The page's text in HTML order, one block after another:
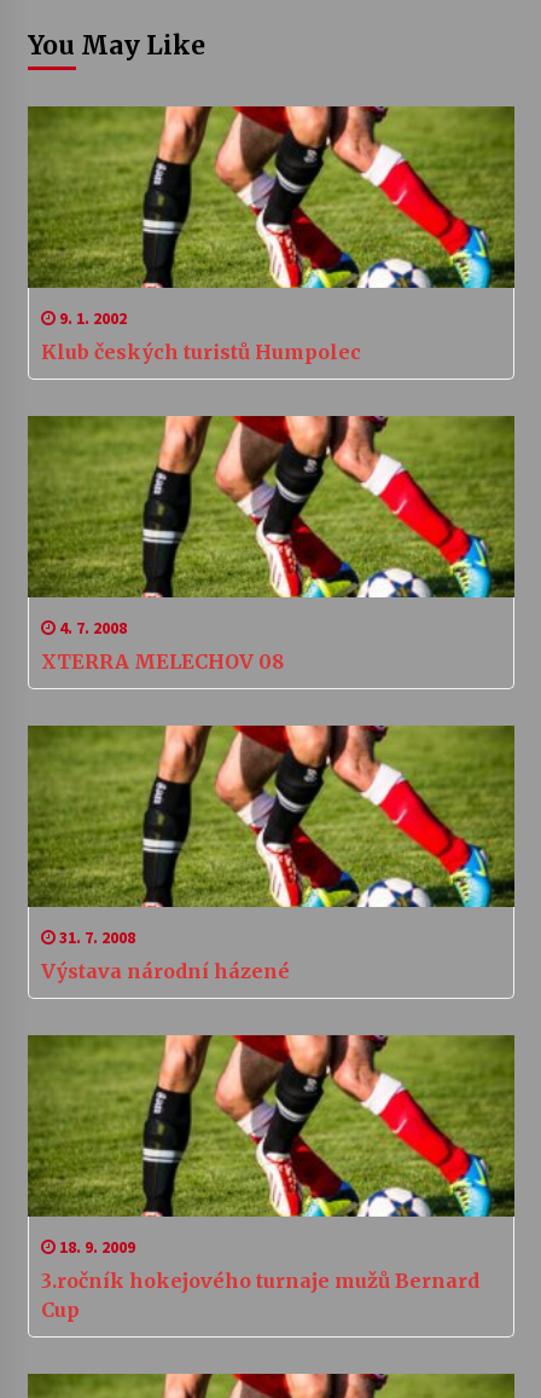
You May Like
9. 1. 2002
Klub českých turistů Humpolec
4. 7. 2008
XTERRA MELECHOV 08
31. 7. 2008
Výstava národní házené
18. 9. 2009
3.ročník hokejového turnaje mužů Bernard
Cup